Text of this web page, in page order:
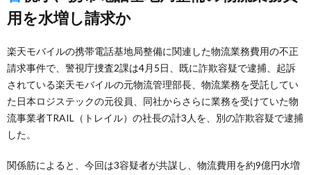
用を水増し請求か
楽天モバイルの携帯電話基地局整備に関連した物流業務費用の不正
請求事件で、警視庁捜査2課は4月5日、既に詐欺容疑で逮捕、起訴
されている楽天モバイルの元物流管理部長、物流業務を受託してい
た日本ロジステックの元役員、同社からさらに業務を受けていた物
流事業者TRAIL（トレイル）の社長の計3人を、別の詐欺容疑で逮捕
した。
関係筋によると、今回は3容疑者が共謀し、物流費用を約9億円水増